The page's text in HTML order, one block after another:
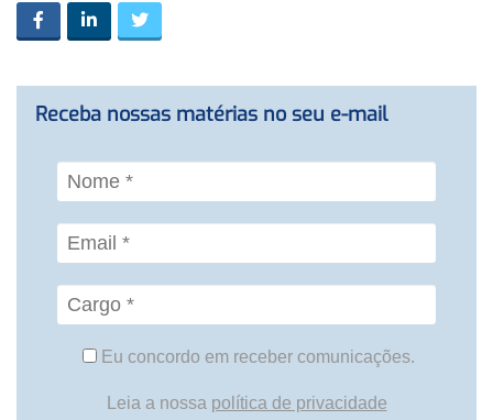
Receba nossas matérias no seu e-mail
Eu concordo em receber comunicações.
Leia a nossa política de privacidade